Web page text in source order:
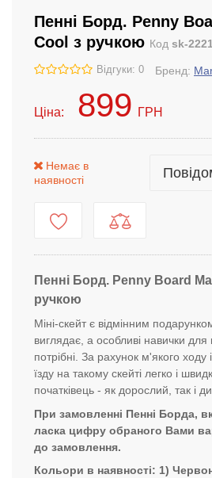
Пенні Борд. Penny
Cool з ручкою Код sk-
Відгуки: 0 Бренд:
Ціна: 899 ГРН
Немає в
наявності
Пенні Борд. Penny Board
ручкою
Міні-скейт є відмінним
виглядає, а особливі навички
потрібні. За рахунок м'якого ходу
їзду на такому скейті легко і
початківець - як дорослий, так і
При замовленні Пенні Борда,
ласка цифру обраного Вами
до замовлення.
Кольори в наявності: 1)